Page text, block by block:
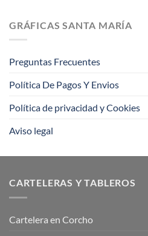
consejos
la
impresión
GRÁFICAS SANTA MARÍA
Preguntas Frecuentes
Política De Pagos Y Envios
Política de privacidad y Cookies
Aviso legal
CARTELERAS Y TABLEROS
Cartelera en Corcho